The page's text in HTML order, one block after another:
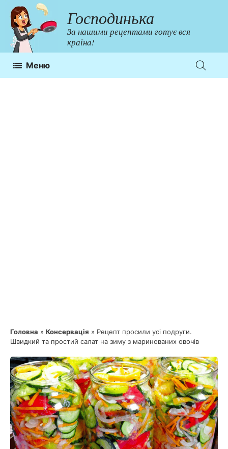
Перейти
до
контенту
Господинька
За нашими рецептами готує вся
країна!
Меню
Головна » Консервація » Рецепт просили усі подруги.
Швидкий та простий салат на зиму з маринованих овочів